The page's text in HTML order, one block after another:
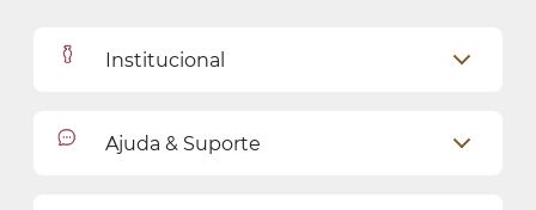
Institucional
Como Comprar
Ajuda & Suporte